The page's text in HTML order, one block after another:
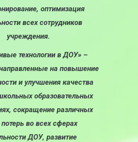
оптимизация
всех сотрудников
учреждения.
технологии в ДОУ» –
направленные на повышение
и улучшения качества
образовательных
сокращение различных
во всех сферах
ДОУ, развитие